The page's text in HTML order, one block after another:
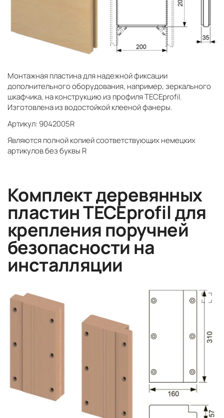
Монтажная пластина для надежной фиксации
дополнительного оборудования, например, зеркального
шкафчика, на конструкцию из профиля TECEprofil.
Изготовлена из водостойкой клееной фанеры.
Артикул: 9042005R
Являются полной копией соответствующих немецких
артикулов без буквы R
Комплект деревянных
пластин TECEprofil для
крепления поручней
безопасности на
инсталляции